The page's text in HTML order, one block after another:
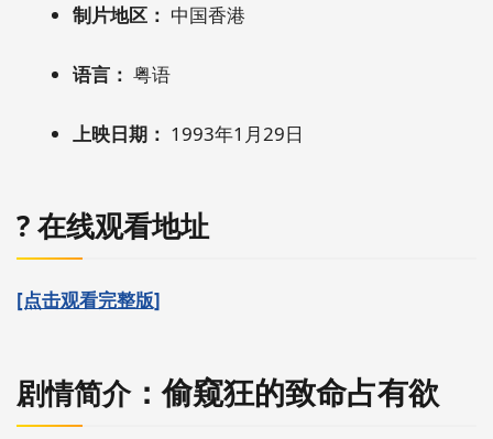
制片地区： 中国香港
语言： 粤语
上映日期： 1993年1月29日
?️ 在线观看地址
[点击观看完整版]
剧情简介：偷窥狂的致命占有欲